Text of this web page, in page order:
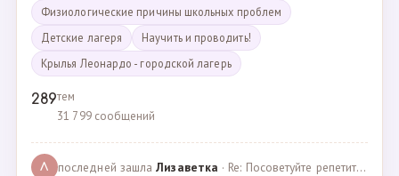
Физиологические причины школьных проблем
Детские лагеря
Научить и проводить!
Крылья Леонардо - городской лагерь
289тем
31 799 сообщений
Л последней зашлаЛизаветка · Re: Посоветуйте репетитора по английскому · 27.11.2024